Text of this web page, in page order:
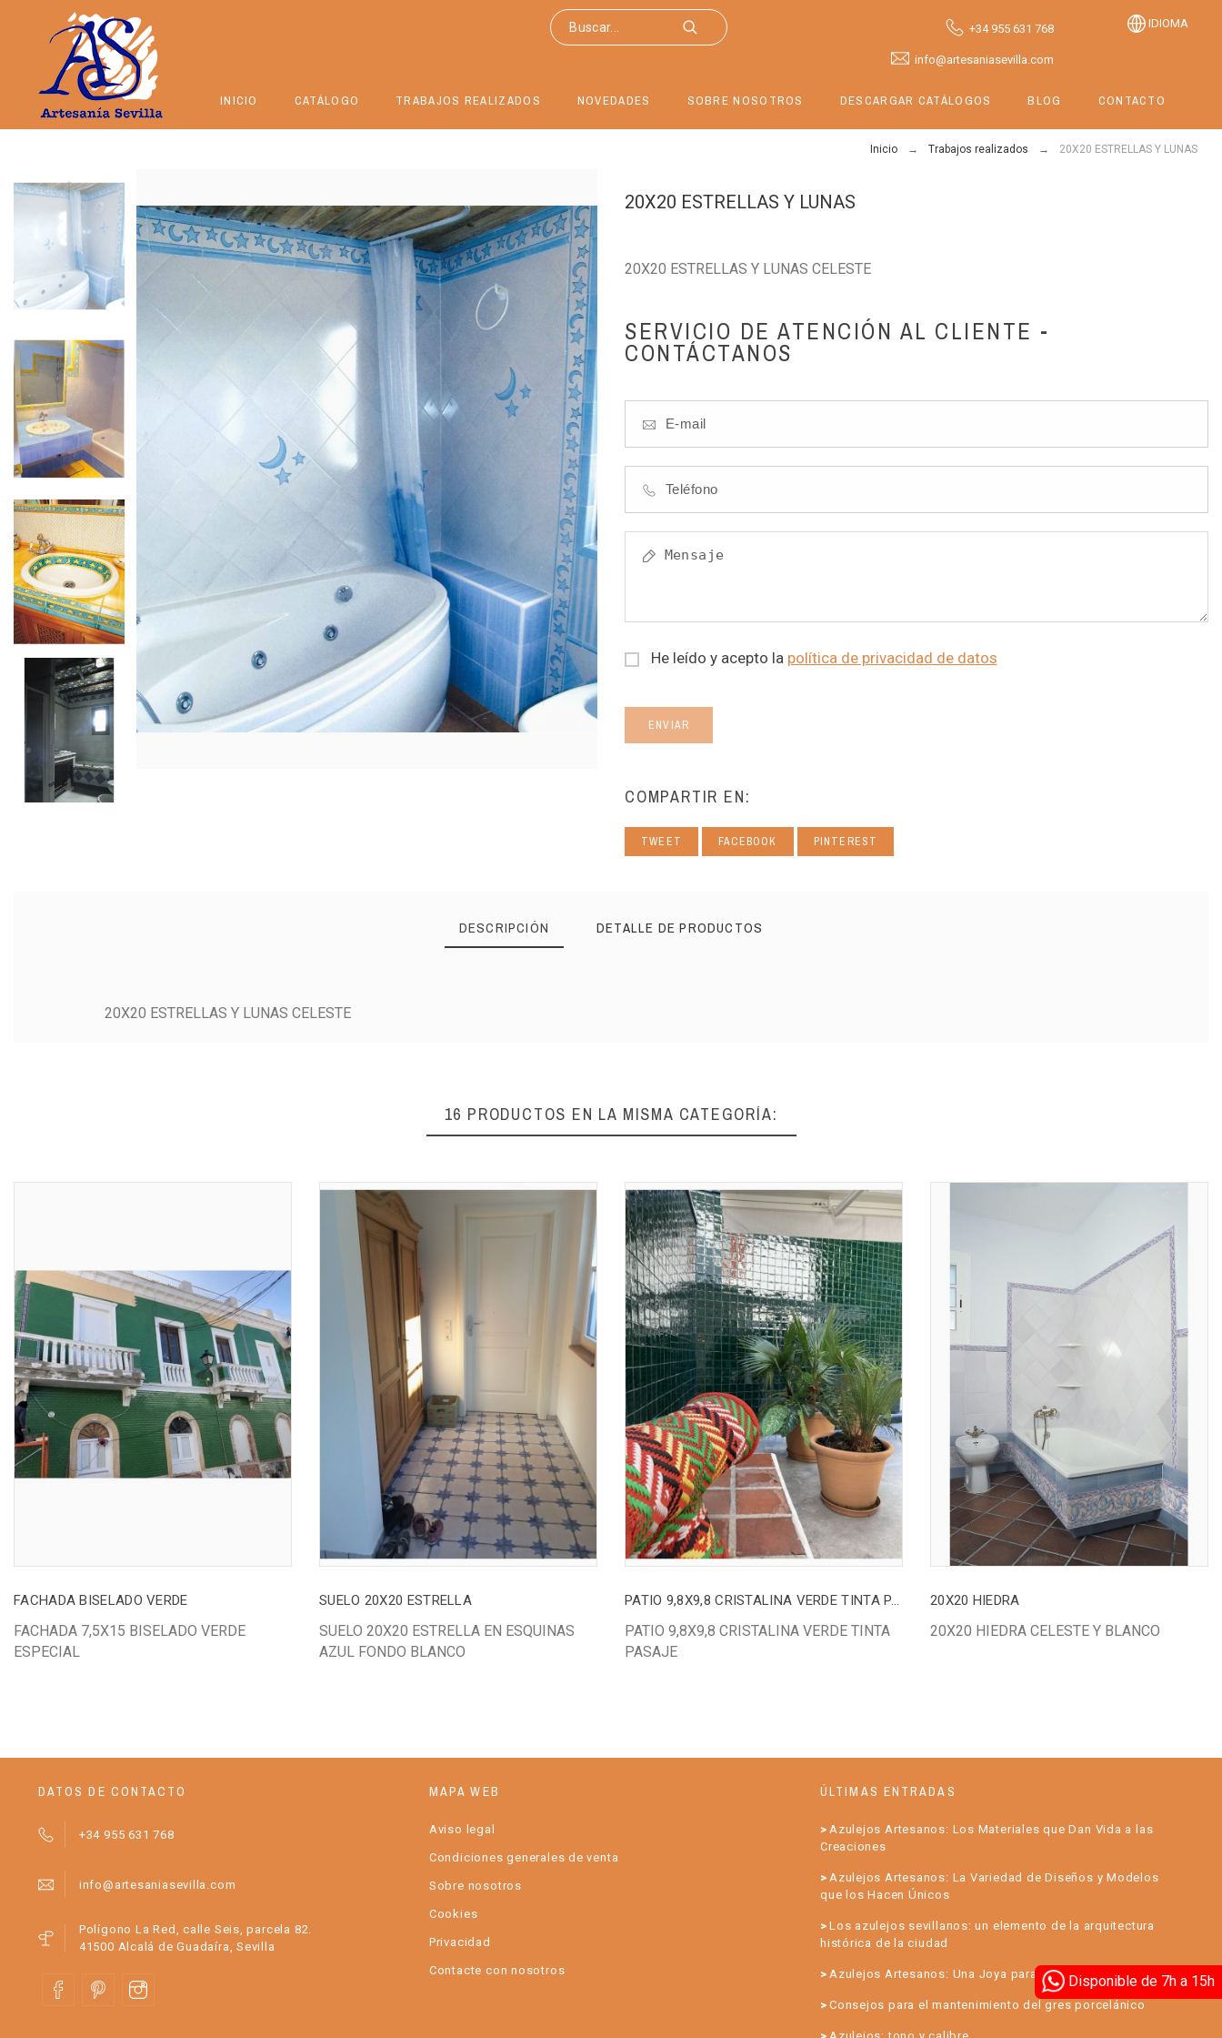
Disponible de 7h a 15h
+34 955 631 768
info@artesaniasevilla.com
IDIOMA
INICIO CATÁLOGO TRABAJOS REALIZADOS NOVEDADES SOBRE NOSOTROS DESCARGAR CATÁLOGOS BLOG CONTACTO
Inicio Trabajos realizados 20X20 ESTRELLAS Y LUNAS
20X20 ESTRELLAS Y LUNAS
20X20 ESTRELLAS Y LUNAS CELESTE
SERVICIO DE ATENCIÓN AL CLIENTE -
CONTÁCTANOS
He leído y acepto la política de privacidad de datos
ENVIAR
COMPARTIR EN:
TWEET FACEBOOK PINTEREST
DESCRIPCIÓN DETALLE DE PRODUCTOS
20X20 ESTRELLAS Y LUNAS CELESTE
16 PRODUCTOS EN LA MISMA CATEGORÍA:
FACHADA BISELADO VERDE
FACHADA 7,5X15 BISELADO VERDE
ESPECIAL
SUELO 20X20 ESTRELLA
SUELO 20X20 ESTRELLA EN ESQUINAS
AZUL FONDO BLANCO
PATIO 9,8X9,8 CRISTALINA VERDE TINTA PASAJE
PATIO 9,8X9,8 CRISTALINA VERDE TINTA
PASAJE
20X20 HIEDRA
20X20 HIEDRA CELESTE Y BLANCO
DATOS DE CONTACTO
+34 955 631 768
info@artesaniasevilla.com
Polígono La Red, calle Seis, parcela 82.
41500 Alcalá de Guadaíra, Sevilla
MAPA WEB
Aviso legal
Condiciones generales de venta
Sobre nosotros
Cookies
Privacidad
Contacte con nosotros
ÚLTIMAS ENTRADAS
Azulejos Artesanos: Los Materiales que Dan Vida a las
Creaciones
Azulejos Artesanos: La Variedad de Diseños y Modelos
que los Hacen Únicos
Los azulejos sevillanos: un elemento de la arquitectura
histórica de la ciudad
Azulejos Artesanos: Una Joya para su Hogar
Consejos para el mantenimiento del gres porcelánico